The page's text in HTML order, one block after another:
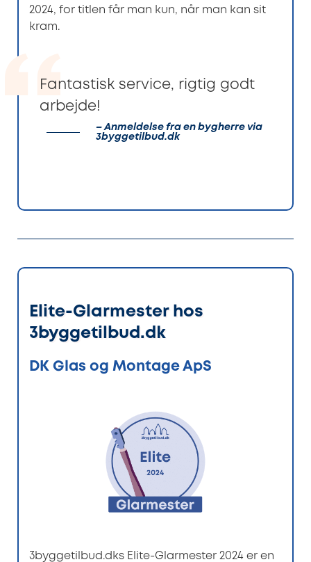
2024, for titlen får man kun, når man kan sit
kram.
Fantastisk service, rigtig godt
arbejde!
– Anmeldelse fra en bygherre via
3byggetilbud.dk
Elite-Glarmester hos
3byggetilbud.dk
DK Glas og Montage ApS
3byggetilbud.dks Elite-Glarmester 2024 er en